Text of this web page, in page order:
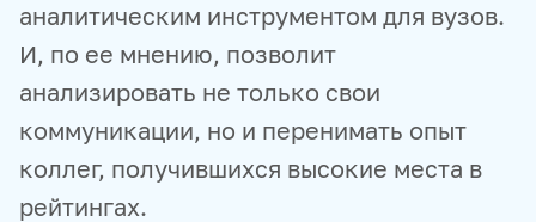
аналитическим инструментом для вузов.
И, по ее мнению, позволит
анализировать не только свои
коммуникации, но и перенимать опыт
коллег, получившихся высокие места в
рейтингах.